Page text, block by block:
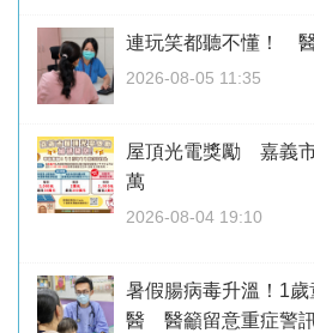
連玩笑都聽不懂！
2026-08-05 11:35
屋頂光電獎勵 嘉義
萬
2026-08-04 19:10
暑假腸病毒升溫！1
醫 醫籲留意重症警